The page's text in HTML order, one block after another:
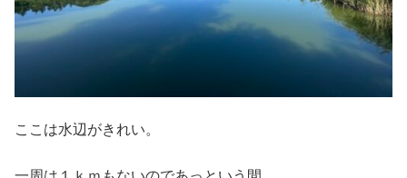
ここは水辺がきれい。